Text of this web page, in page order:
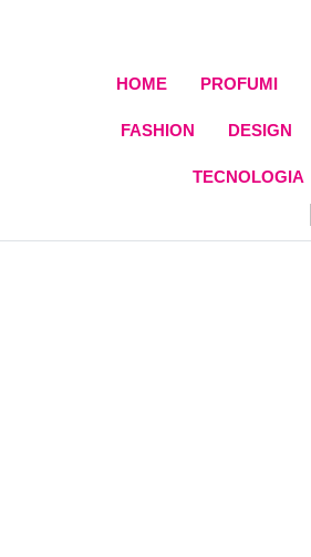
HOME PROFUMI
FASHION DESIGN
TECNOLOGIA